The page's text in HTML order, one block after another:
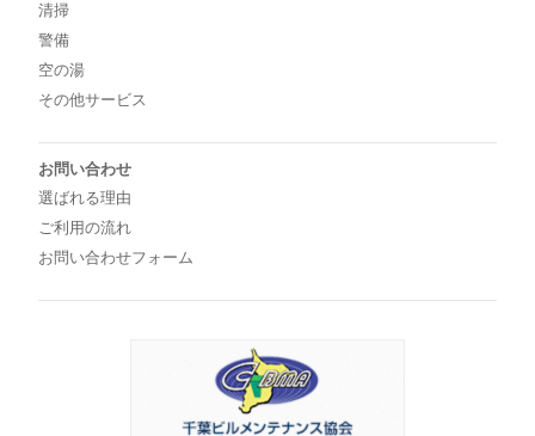
清掃
警備
空の湯
その他サービス
お問い合わせ
選ばれる理由
ご利用の流れ
お問い合わせフォーム